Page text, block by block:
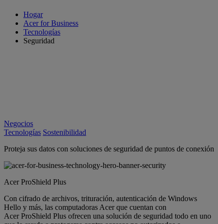
Hogar
Acer for Business
Tecnologías
Seguridad
Negocios
Tecnologías Sostenibilidad
Proteja sus datos con soluciones de seguridad de puntos de conexión
Acer ProShield Plus
Con cifrado de archivos, trituración, autenticación de Windows
Hello y más, las computadoras Acer que cuentan con
Acer ProShield Plus ofrecen una solución de seguridad todo en uno